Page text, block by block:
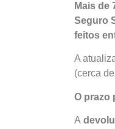
Mais de
Seguro
feitos
A
(cerca
O prazo
A